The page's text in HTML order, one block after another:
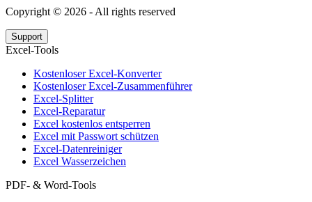
Copyright © 2026 - All rights reserved
Support
Excel-Tools
Kostenloser Excel-Konverter
Kostenloser Excel-Zusammenführer
Excel-Splitter
Excel-Reparatur
Excel kostenlos entsperren
Excel mit Passwort schützen
Excel-Datenreiniger
Excel Wasserzeichen
PDF- & Word-Tools